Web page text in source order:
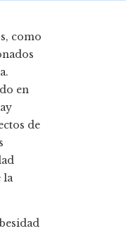
como
en
de
la